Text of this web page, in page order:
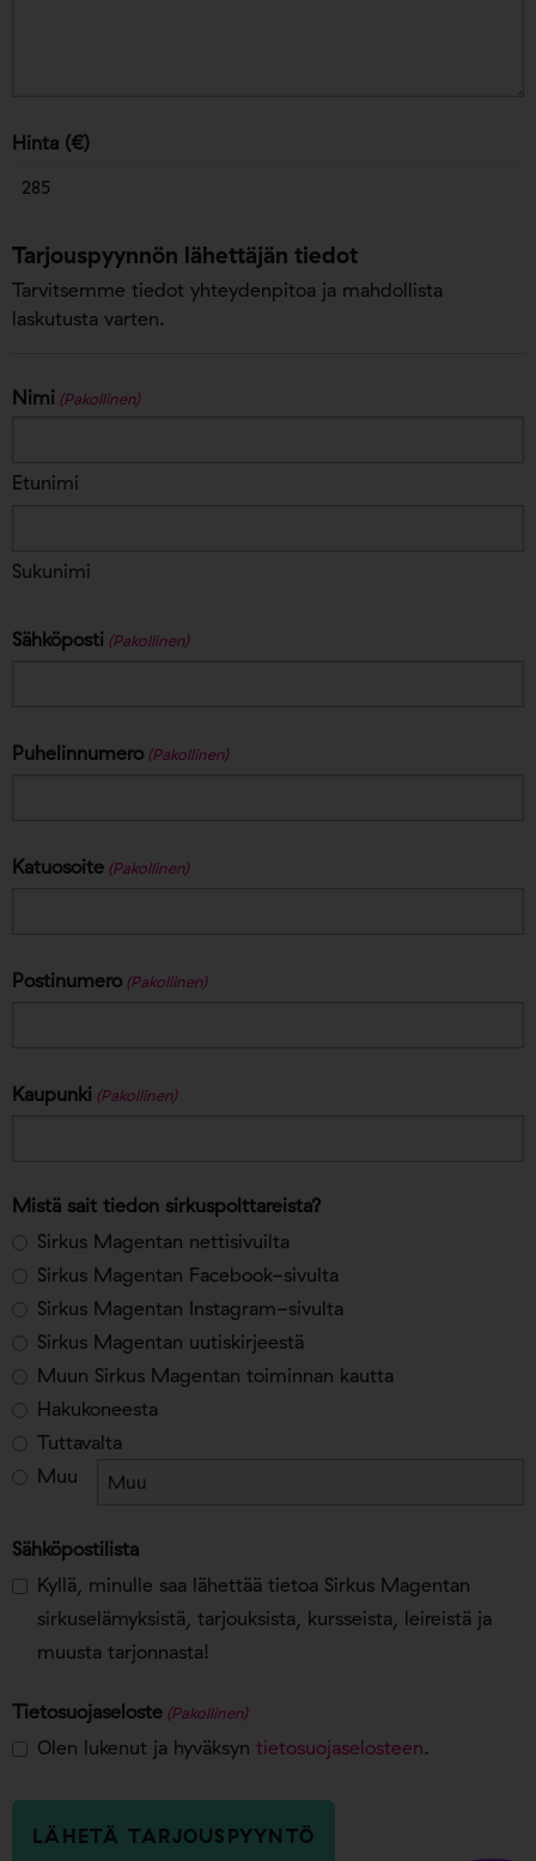
Hinta (€)
Tarjouspyynnön lähettäjän tiedot
Tarvitsemme tiedot yhteydenpitoa ja mahdollista
laskutusta varten.
Nimi (Pakollinen)
Etunimi
Sukunimi
Sähköposti (Pakollinen)
Puhelinnumero (Pakollinen)
Katuosoite (Pakollinen)
Postinumero (Pakollinen)
Kaupunki (Pakollinen)
Mistä sait tiedon sirkuspolttareista?
Sirkus Magentan nettisivuilta
Sirkus Magentan Facebook-sivulta
Sirkus Magentan Instagram-sivulta
Sirkus Magentan uutiskirjeestä
Muun Sirkus Magentan toiminnan kautta
Hakukoneesta
Tuttavalta
Muu
Sähköpostilista
Kyllä, minulle saa lähettää tietoa Sirkus Magentan
sirkuselämyksistä, tarjouksista, kursseista, leireistä ja
muusta tarjonnasta!
Tietosuojaseloste (Pakollinen)
Olen lukenut ja hyväksyn tietosuojaselosteen.